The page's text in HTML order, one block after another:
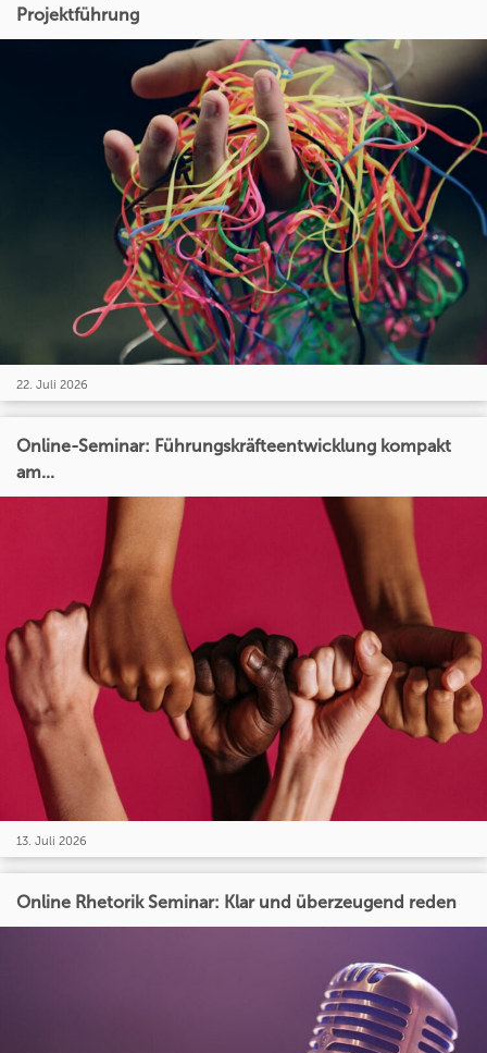
Projektführung
22. Juli 2026
Online-Seminar: Führungskräfteentwicklung kompakt
am...
13. Juli 2026
Online Rhetorik Seminar: Klar und überzeugend reden